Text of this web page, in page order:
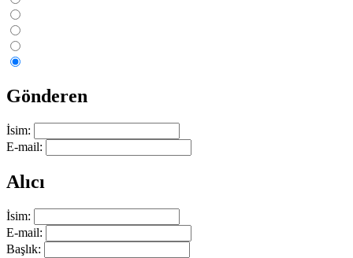
Gönderen
İsim:
E-mail:
Alıcı
İsim:
E-mail:
Başlık: